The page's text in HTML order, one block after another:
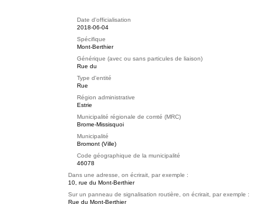
Date d'officialisation
2018-06-04
Spécifique
Mont-Berthier
Générique (avec ou sans particules de liaison)
Rue du
Type d'entité
Rue
Région administrative
Estrie
Municipalité régionale de comté (MRC)
Brome-Missisquoi
Municipalité
Bromont (Ville)
Code géographique de la municipalité
46078
Dans une adresse, on écrirait, par exemple :
10, rue du Mont-Berthier
Sur un panneau de signalisation routière, on écrirait, par exemple :
Rue du Mont-Berthier